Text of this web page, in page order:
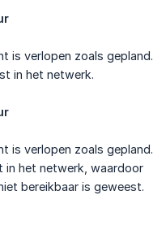
is verlopen zoals gepland.
in het netwerk.
is verlopen zoals gepland.
in het netwerk, waardoor
bereikbaar is geweest.